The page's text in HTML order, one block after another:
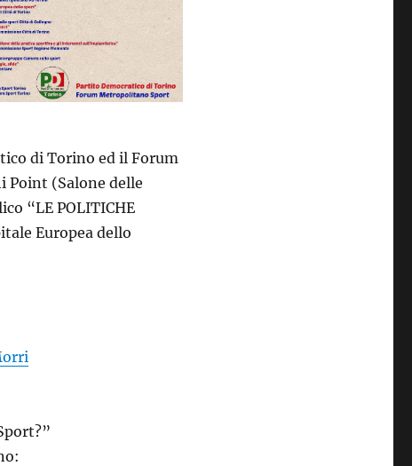
di Torino ed il Forum
Point (Salone delle
“LE POLITICHE
Europea dello